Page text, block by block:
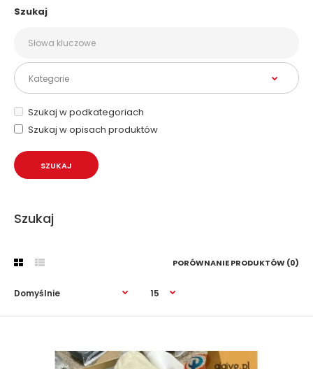
Szukaj
Szukaj w podkategoriach
Szukaj w opisach produktów
Szukaj
PORÓWNANIE PRODUKTÓW (0)